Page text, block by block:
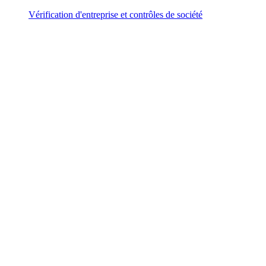
Vérification d'entreprise et contrôles de société